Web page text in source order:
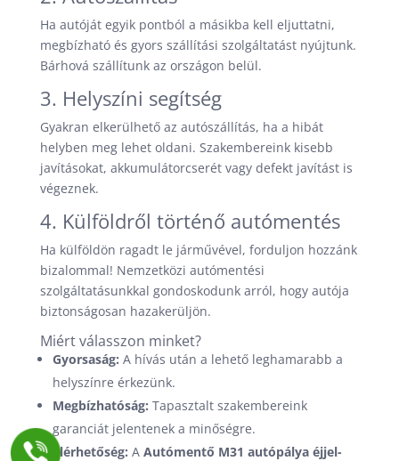
Ha autóját egyik pontból a másikba kell eljuttatni,
megbízható és gyors szállítási szolgáltatást nyújtunk.
Bárhová szállítunk az országon belül.
3. Helyszíni segítség
Gyakran elkerülhető az autószállítás, ha a hibát
helyben meg lehet oldani. Szakembereink kisebb
javításokat, akkumulátorcserét vagy defekt javítást is
végeznek.
4. Külföldről történő autómentés
Ha külföldön ragadt le járművével, forduljon hozzánk
bizalommal! Nemzetközi autómentési
szolgáltatásunkkal gondoskodunk arról, hogy autója
biztonságosan hazakerüljön.
Miért válasszon minket?
Gyorsaság: A hívás után a lehető leghamarabb a
helyszínre érkezünk.
Megbízhatóság: Tapasztalt szakembereink
garanciát jelentenek a minőségre.
Elérhetőség: A Autómentő M31 autópálya éjjel-